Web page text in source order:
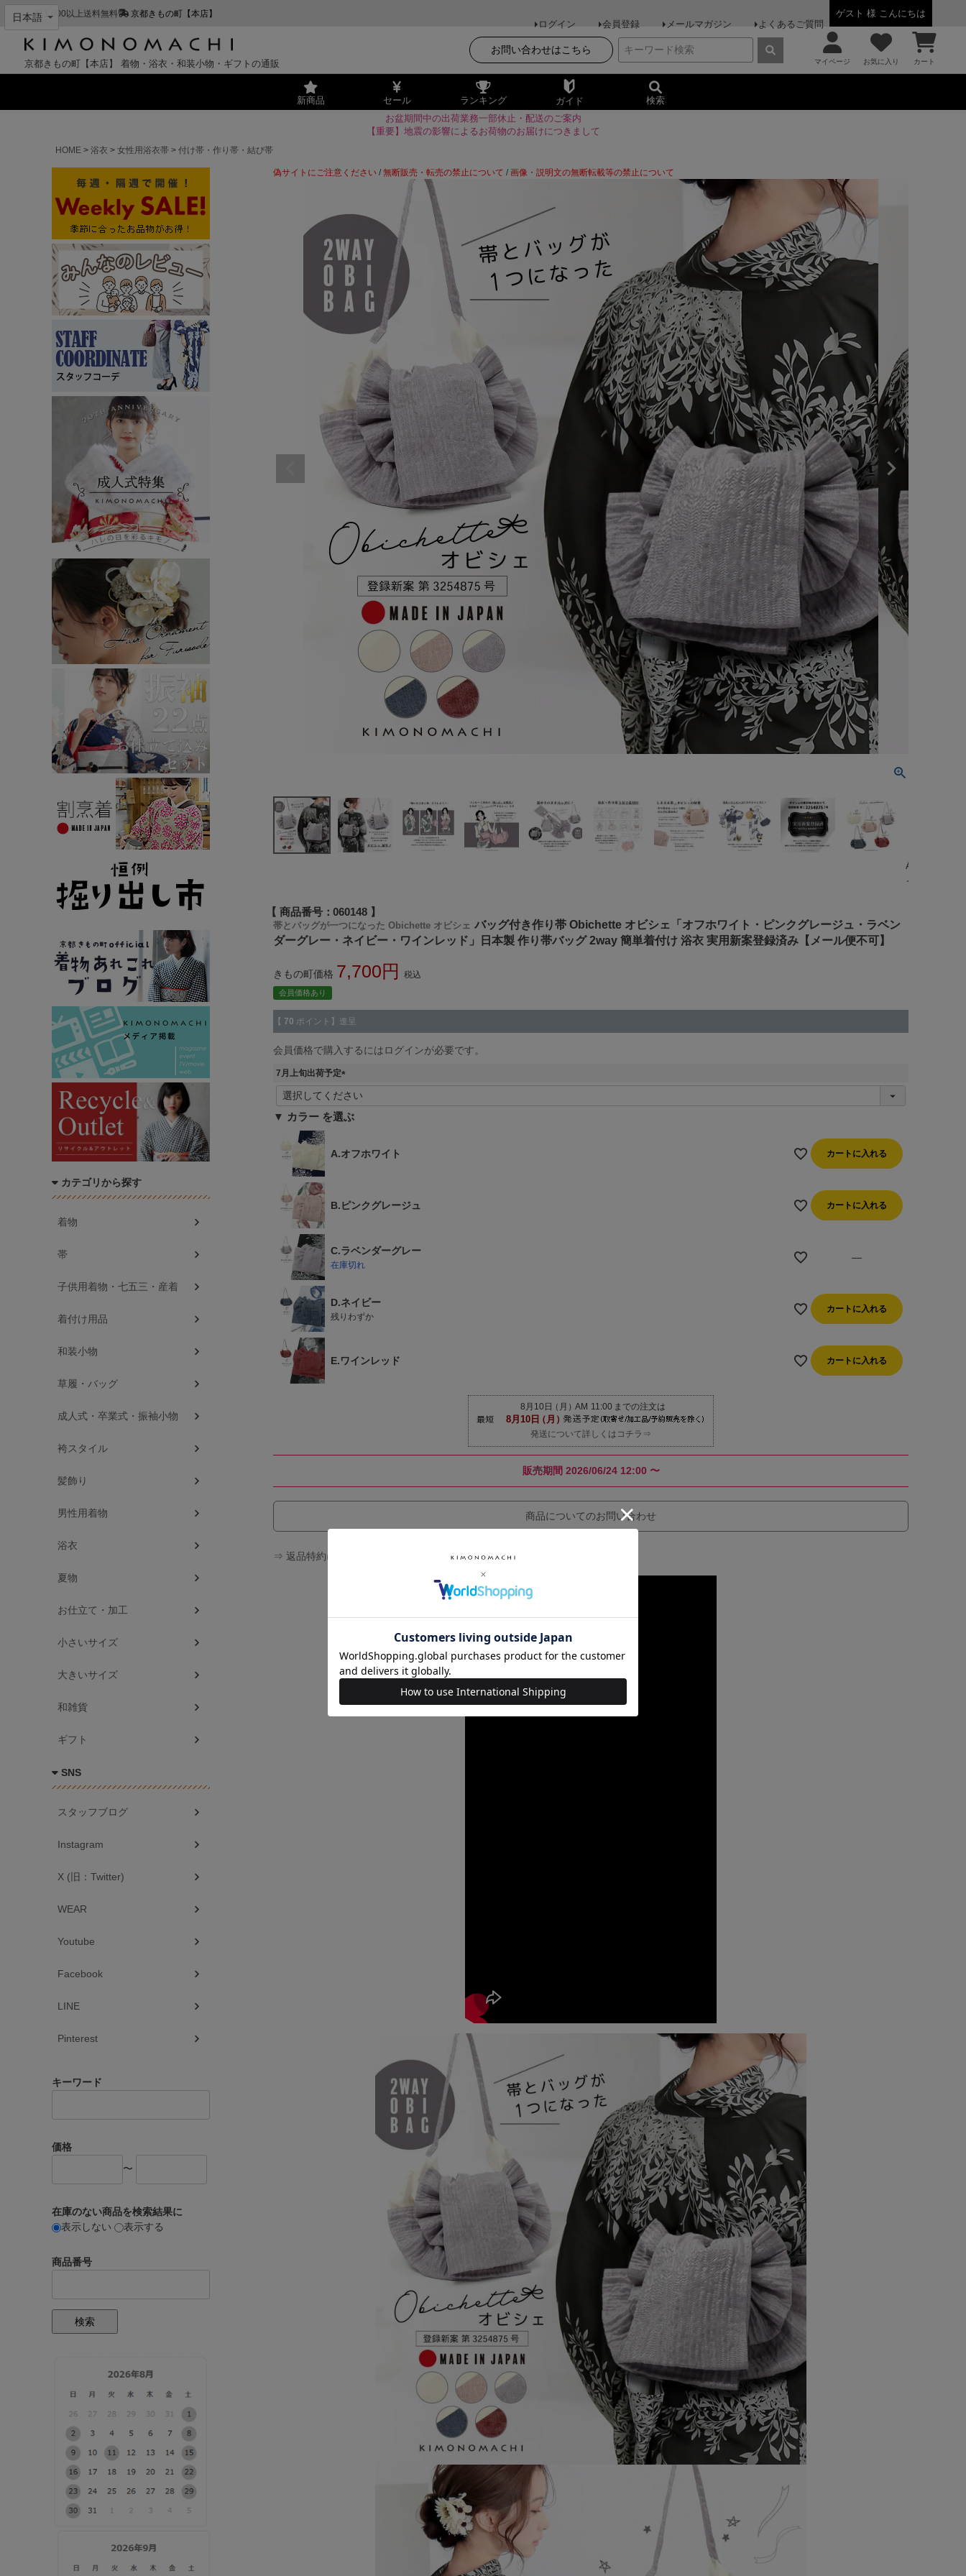
¥11,000以上送料無料 京都きもの町【本店】
ゲスト 様 こんにちは
ログイン
会員登録 メールマガジン よくあるご質問
京都きもの町【本店】 着物・浴衣・和装小物・ギフトの通販
お問い合わせはこちら
マイページ お気に入り カート
新商品 セール ランキング ガイド 検索
お盆期間中の出荷業務一部休止・配送のご案内
【重要】地震の影響によるお荷物のお届けにつきまして
HOME
浴衣 女性用浴衣帯 付け帯・作り帯・結び帯
偽サイトにご注意ください / 無断販売・転売の禁止について / 画像・説明文の無断転載等の禁止について
A.オフホワ
イト
商品番号 060148
帯とバッグが一つになった Obichette オビシェ バッグ付き作り帯 Obichette オビシェ「オフホワイト・ピンクグレージュ・ラベン
ダーグレー・ネイビー・ワインレッド」日本製 作り帯バッグ 2way 簡単着付け 浴衣 実用新案登録済み【メール便不可】
きもの町価格 7,700 税込
会員価格あり
【 70 ポイント】進呈
会員価格で購入するにはログインが必要です。
7月上旬出荷予定
(
必
須
カラー
A.オフホワイト カートに入れる
B.ピンクグレージュ カートに入れる
C.ラベンダーグレー
在庫切れ
—
D.ネイビー
残りわずか
カートに入れる
E.ワインレッド カートに入れる
発送について詳しくはコチラ⇒
販売期間 2026/06/24 12:00 〜
商品についてのお問い合わせ
⇒ 返品特約について(返品・交換についてのご案内)
カテゴリから探す
着物
帯
子供用着物・七五三・産着
着付け用品
和装小物
草履・バッグ
成人式・卒業式・振袖小物
袴スタイル
髪飾り
男性用着物
浴衣
夏物
お仕立て・加工
小さいサイズ
大きいサイズ
和雑貨
ギフト
SNS
スタッフブログ
Instagram
X (旧：Twitter)
WEAR
Youtube
Facebook
LINE
Pinterest
キーワード
価格
〜
在庫のない商品を検索結果に
表示しない
表示する
商品番号
検索